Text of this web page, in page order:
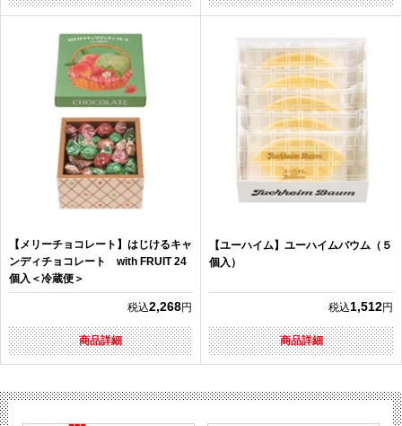
【メリーチョコレート】はじけるキャ
ンディチョコレート with FRUIT 24
個入＜冷蔵便＞
税込2,268円
商品詳細
【ユーハイム】ユーハイムバウム（５
個入）
税込1,512円
商品詳細